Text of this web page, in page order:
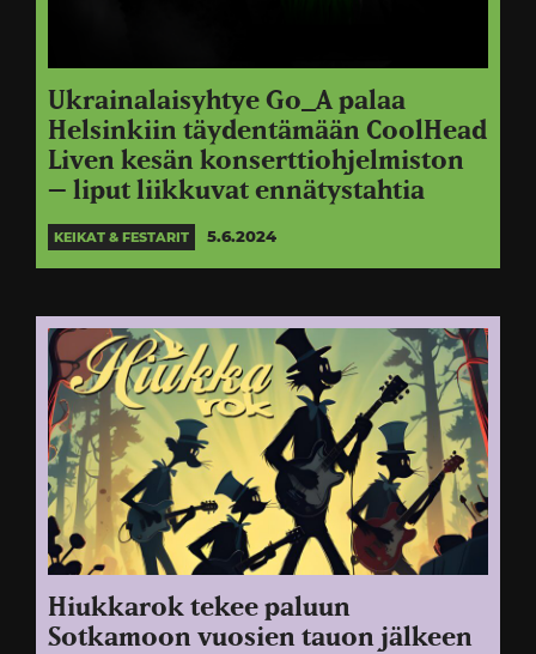
Ukrainalaisyhtye Go_A palaa
Helsinkiin täydentämään CoolHead
Liven kesän konserttiohjelmiston
– liput liikkuvat ennätystahtia
KEIKAT & FESTARIT 5.6.2024
Hiukkarok tekee paluun
Sotkamoon vuosien tauon jälkeen